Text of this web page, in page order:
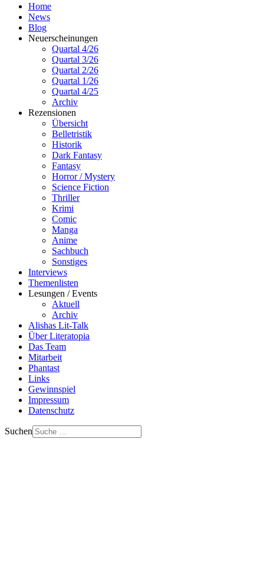
Home
News
Blog
Neuerscheinungen
Quartal 4/26
Quartal 3/26
Quartal 2/26
Quartal 1/26
Quartal 4/25
Archiv
Rezensionen
Übersicht
Belletristik
Historik
Dark Fantasy
Fantasy
Horror / Mystery
Science Fiction
Thriller
Krimi
Comic
Manga
Anime
Sachbuch
Sonstiges
Interviews
Themenlisten
Lesungen / Events
Aktuell
Archiv
Alishas Lit-Talk
Über Literatopia
Das Team
Mitarbeit
Phantast
Links
Gewinnspiel
Impressum
Datenschutz
Suchen